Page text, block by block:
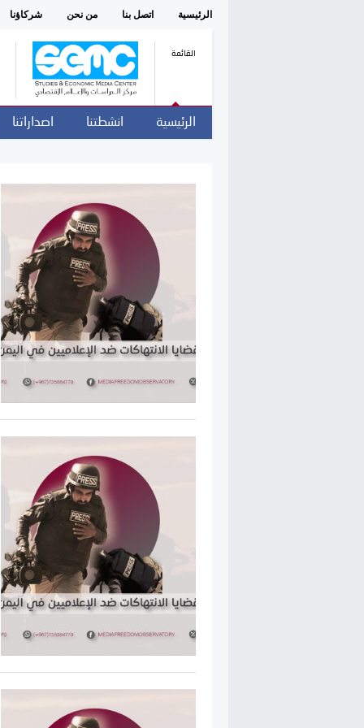
الرئيسية اتصل بنا من نحن شركاؤنا
القائمة
الرئيسية انشطتنا اصداراتنا
19 انتهاكات ضد الحريات